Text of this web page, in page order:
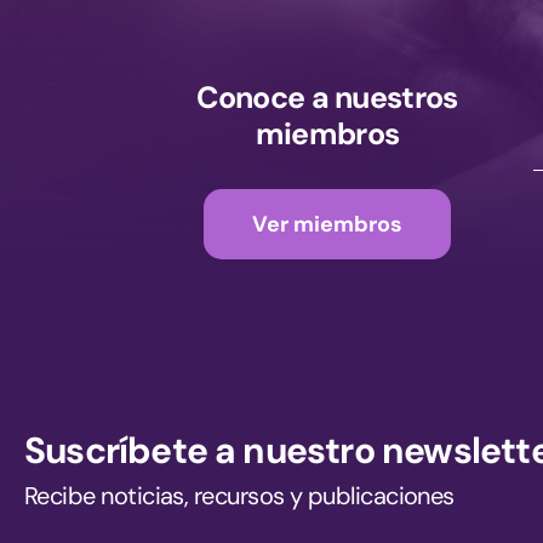
Conoce a nuestros
miembros
Ver miembros
Suscríbete a nuestro
Recibe noticias, recursos y publicaciones